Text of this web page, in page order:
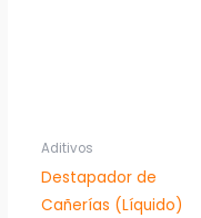
Aditivos
Destapador de
Cañerías (Líquido)